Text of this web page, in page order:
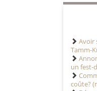
Avoir
Tamm-
un fest-
coûte?